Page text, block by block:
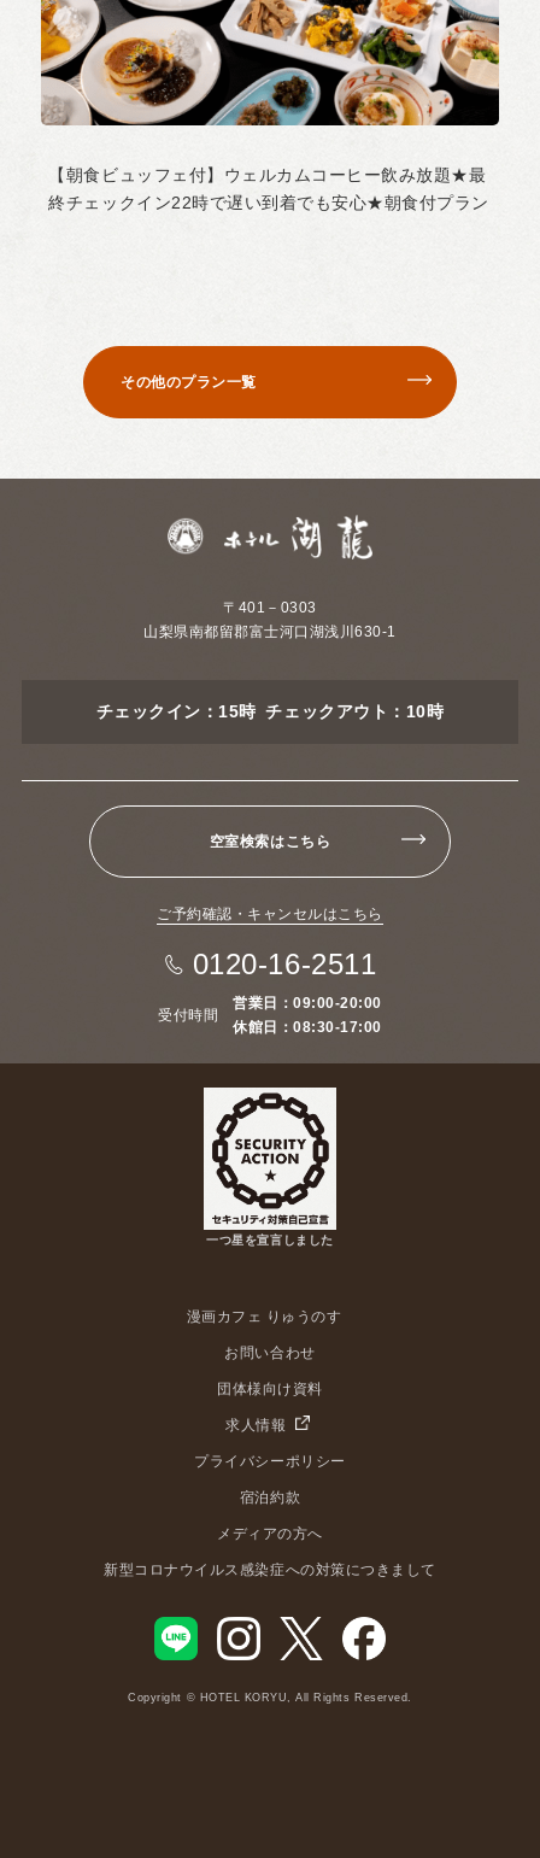
【朝食ビュッフェ付】ウェルカムコーヒー飲み放題★最
終チェックイン22時で遅い到着でも安心★朝食付プラン
その他のプラン一覧
〒401－0303
山梨県南都留郡富士河口湖浅川630-1
チェックイン：15時 チェックアウト：10時
空室検索はこちら
ご予約確認・キャンセルはこちら
0120-16-2511
受付時間
営業日：09:00-20:00
休館日：08:30-17:00
一つ星を宣言しました
漫画カフェ りゅうのす
お問い合わせ
団体様向け資料
求人情報
プライバシーポリシー
宿泊約款
メディアの方へ
新型コロナウイルス感染症への対策につきまして
Copyright © HOTEL KORYU, All Rights Reserved.